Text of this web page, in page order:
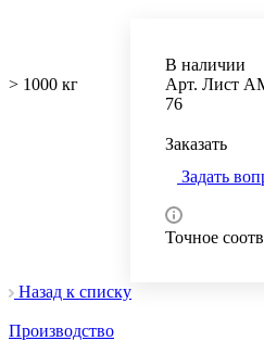
В наличии
Арт. Лист
76
Заказать
Задать
Точное
> 1000 кг
Назад к списку
Производство